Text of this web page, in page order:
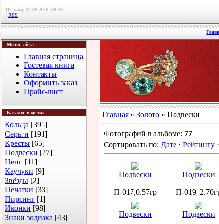
Пятница, 07.08.2026, 09:50
| RSS
Меню сайта
Главная страница
Гостевая книга
Контакты
Оформить заказ
Прайс-лист
Каталог изделий
Кольца [395]
Серьги [191]
Кресты [65]
Подвески [77]
Цепи [11]
Каучуки [9]
Звёзды [2]
Печатки [33]
Пирсинг [1]
Иконки [98]
Знаки зодиака [43]
Главная » Золото » Подвески
Фотографий в альбоме: 77
Сортировать по: Дате · Рейтингу
Подвески
П-017,0.57гр
Подвески
П-019,
Подвески Подвески